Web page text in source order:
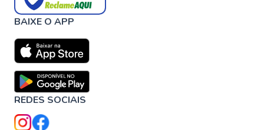
BAIXE O APP
REDES SOCIAIS